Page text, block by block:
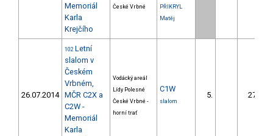
Memoriál
Karla
Krejčího
České Vrbné
PŘIKRYL
Matěj
26.07.2014
102 Letní
slalom v
Českém
Vrbném,
MČR C2X a
C2W -
Memoriál
Karla
Vodácký areál
Lídy Polesné
České Vrbné -
horní trať
C1W
slalom
5. 27.96